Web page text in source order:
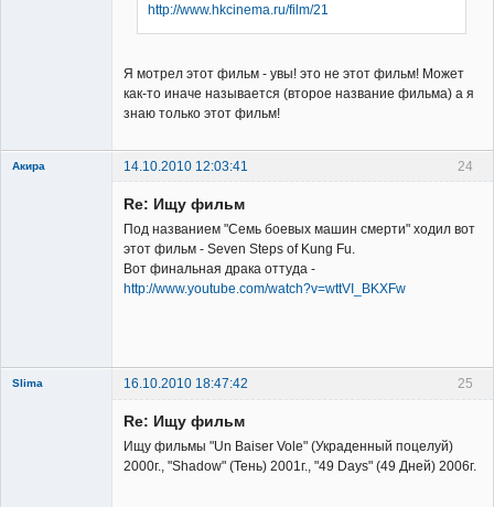
http://www.hkcinema.ru/film/21
Я мотрел этот фильм - увы! это не этот фильм! Может
как-то иначе называется (второе название фильма) а я
знаю только этот фильм!
24
Акира 14.10.2010 12:03:41
Re: Ищу фильм
Под названием "Семь боевых машин смерти" ходил вот
этот фильм - Seven Steps of Kung Fu.
Вот финальная драка оттуда -
http://www.youtube.com/watch?v=wttVI_BKXFw
25
Slima 16.10.2010 18:47:42
Re: Ищу фильм
Ищу фильмы "Un Baiser Vole" (Украденный поцелуй)
2000г., "Shadow" (Тень) 2001г., "49 Days" (49 Дней) 2006г.